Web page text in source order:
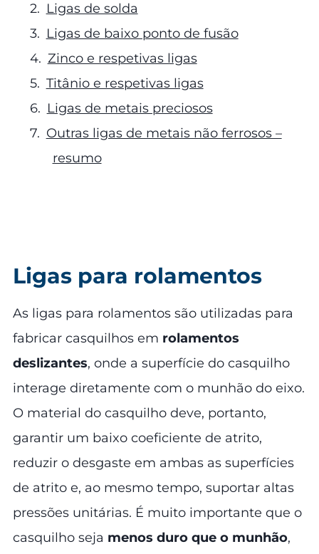
Ligas de solda
Ligas de baixo ponto de fusão
Zinco e respetivas ligas
Titânio e respetivas ligas
Ligas de metais preciosos
Outras ligas de metais não ferrosos –
resumo
Ligas para rolamentos
As ligas para rolamentos são utilizadas para
fabricar casquilhos em rolamentos
deslizantes, onde a superfície do casquilho
interage diretamente com o munhão do eixo.
O material do casquilho deve, portanto,
garantir um baixo coeficiente de atrito,
reduzir o desgaste em ambas as superfícies
de atrito e, ao mesmo tempo, suportar altas
pressões unitárias. É muito importante que o
casquilho seja menos duro que o munhão,